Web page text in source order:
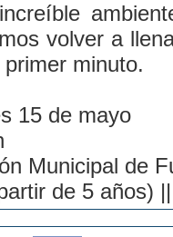
volver a
minuto.
15 de mayo
Municipal de
de 5 años)